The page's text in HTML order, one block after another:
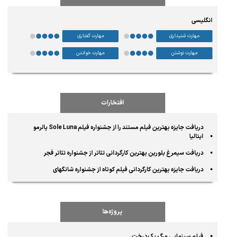
انگلیسی
مهارت خواندن مهارت نوشتن
مهارت گفتاری مهارت شنیداری
افتخارات
دریافت جایزه بهترین فیلم مستند را از جشنواره فیلم Sole Luna پالرمو
ایتالیا
دریافت سیمرغ بلورین بهترین کارگردانی تئاتر از جشنواره تئاتر فجر
دریافت جایزه بهترین کارگردانی فیلم کوتاه از جشنواره شانگهای
پروژه‌ها